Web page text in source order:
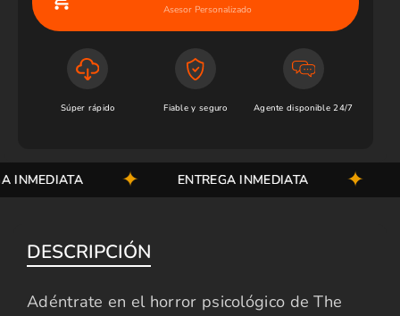
Asesor Personalizado
Súper rápido Fiable y seguro Agente disponible 24/7
ENTREGA INMEDIATA
DESCRIPCIÓN
Adéntrate en el horror psicológico de The